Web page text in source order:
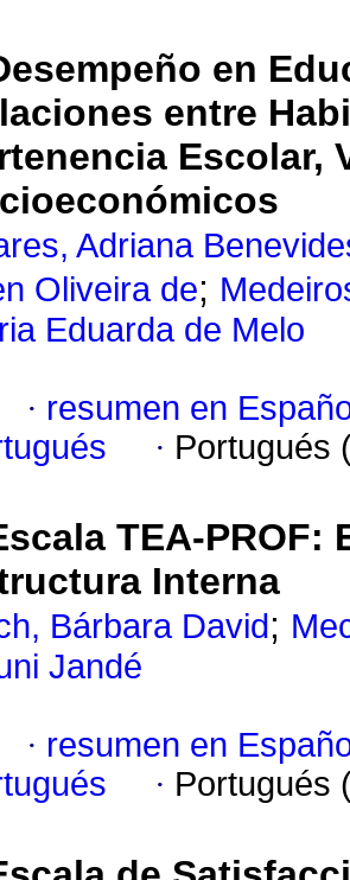
en
entre
Escolar,
Adriana
Oliveira de;
Eduarda de Melo
· resumen en
· Portugués
TEA-PROF:
Interna
Bárbara David ;
Jandé
· resumen en
· Portugués